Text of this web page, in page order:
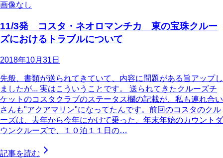
画像なし
11/3発 コスタ・ネオロマンチカ 東の宝珠クルー
ズにおけるトラブルについて
2018年10月31日
先般、書類が送られてきていて、内容に問題がある旨アップし
ましたが... 実はこういうことです。 送られてきたクルーズチ
ケットのコスタクラブのステータス欄の記載が、私も連れ合い
さんも"アクアマリン"になってたんです。前回のコスタのクル
ーズは、去年から今年にかけて乗った、年末年始のカウントダ
ウンクルーズで、１０泊１１日の…
記事を読む